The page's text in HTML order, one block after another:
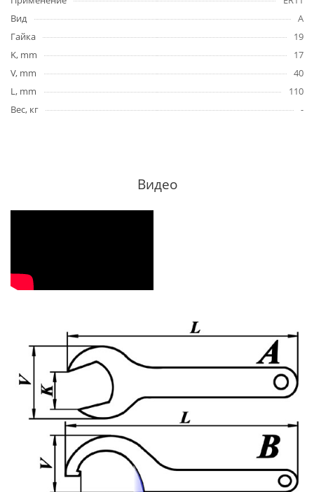
Вид
A
Гайка
19
K, mm
17
V, mm
40
L, mm
110
Вес, кг
-
Видео